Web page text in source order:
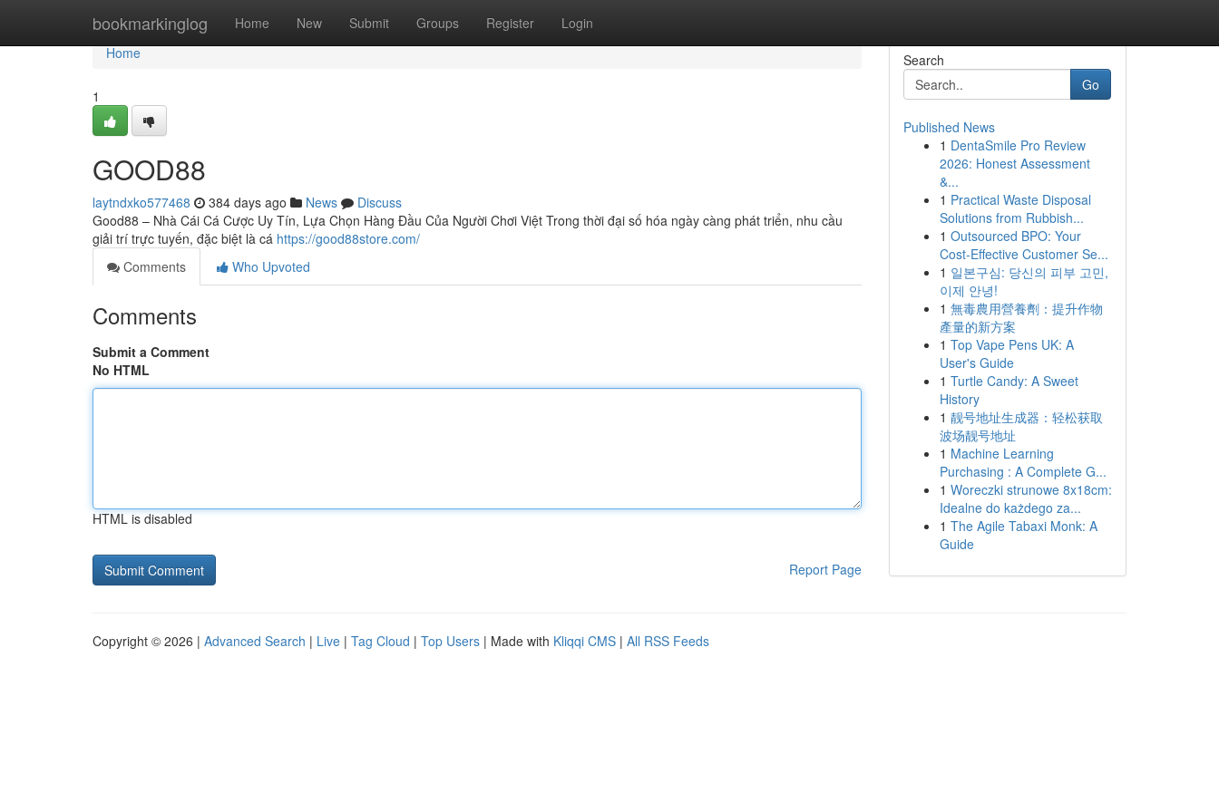
bookmarkinglog Home New Submit Groups Register Login
Home
Home
1
GOOD88
laytndxko577468 384 days ago News
Discuss
Good88 – Nhà Cái Cá Cược Uy Tín, Lựa Chọn Hàng Đầu Của Người Chơi Việt Trong thời đại số hóa ngày càng phát triển, nhu cầu
giải trí trực tuyến, đặc biệt là cá https://good88store.com/
Comments
Who Upvoted
Comments
Submit a Comment
No HTML
HTML is disabled
Report Page
Search
Go
Published News
1 DentaSmile Pro Review
2026: Honest Assessment
&...
1 Practical Waste Disposal
Solutions from Rubbish...
1 Outsourced BPO: Your
Cost-Effective Customer Se...
1 일본구심: 당신의 피부 고민,
이제 안녕!
1 無毒農用營養劑：提升作物
產量的新方案
1 Top Vape Pens UK: A
User's Guide
1 Turtle Candy: A Sweet
History
1 靓号地址生成器：轻松获取
波场靓号地址
1 Machine Learning
Purchasing : A Complete G...
1 Woreczki strunowe 8x18cm:
Idealne do każdego za...
1 The Agile Tabaxi Monk: A
Guide
Copyright © 2026 | Advanced Search | Live | Tag Cloud | Top Users | Made with Kliqqi CMS | All RSS Feeds